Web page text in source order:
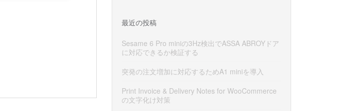
最近の投稿
Sesame 6 Pro miniの3Hz検出でASSA ABROYドア
に対応できるか検証する
突発の注文増加に対応するためA1 miniを導入
Print Invoice & Delivery Notes for WooCommerce
の文字化け対策